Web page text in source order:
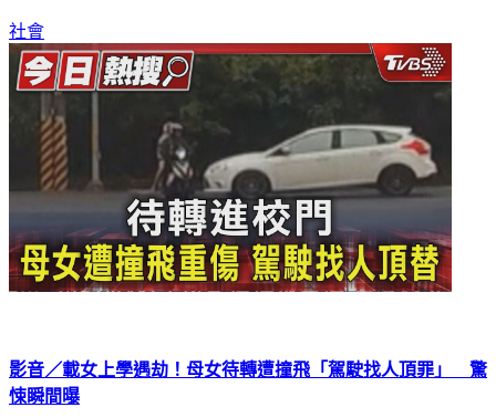
社會
影音／載女上學遇劫！母女待轉遭撞飛「駕駛找人頂罪」 驚
悚瞬間曝